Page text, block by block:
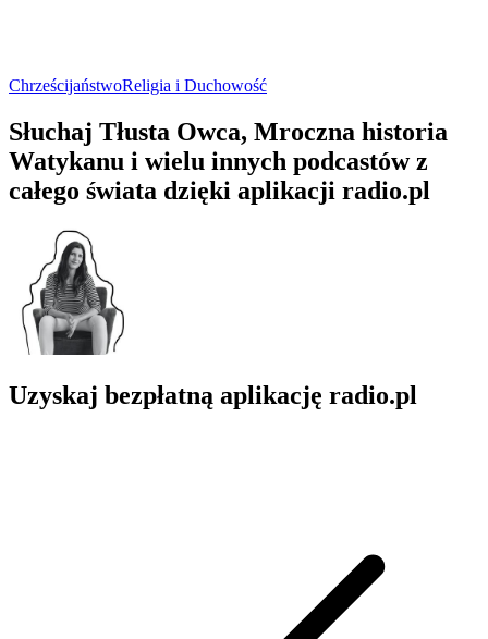
ChrześcijaństwoReligia i Duchowość
Słuchaj Tłusta Owca, Mroczna historia
Watykanu i wielu innych podcastów z
całego świata dzięki aplikacji radio.pl
Uzyskaj bezpłatną aplikację radio.pl